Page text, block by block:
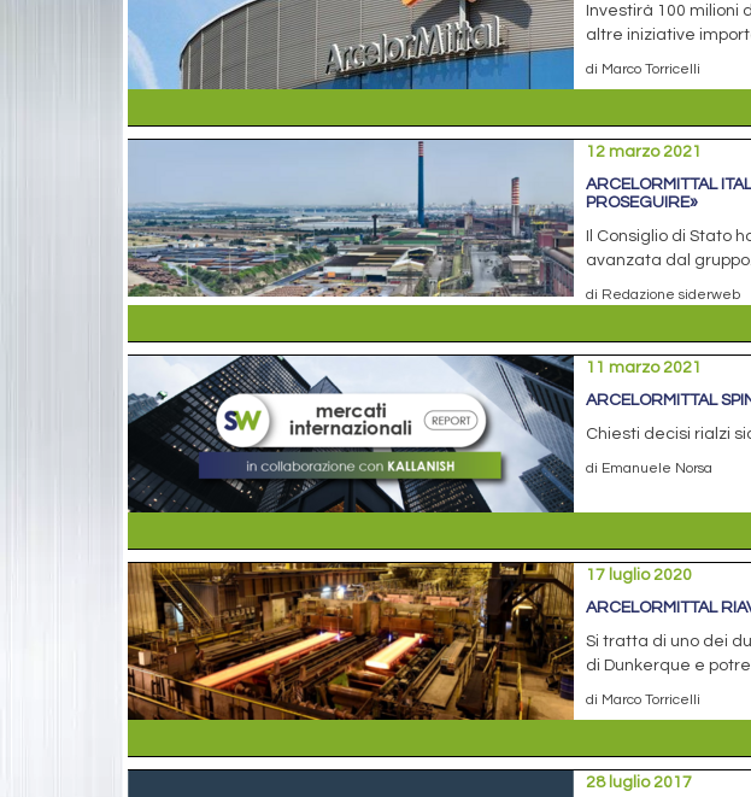
Investirà 100 milioni
altre iniziative
di Marco Torricelli
12 marzo 2021
ARCELORMITTAL
PROSEGUIRE»
Il Consiglio di Stato
avanzata dal
di Redazione siderweb
11 marzo 2021
ARCELORMITTAL
Chiesti decisi rialzi
di Emanuele Norsa
17 luglio 2020
ARCELORMITTAL
Si tratta di uno dei
di Dunkerque e
di Marco Torricelli
28 luglio 2017